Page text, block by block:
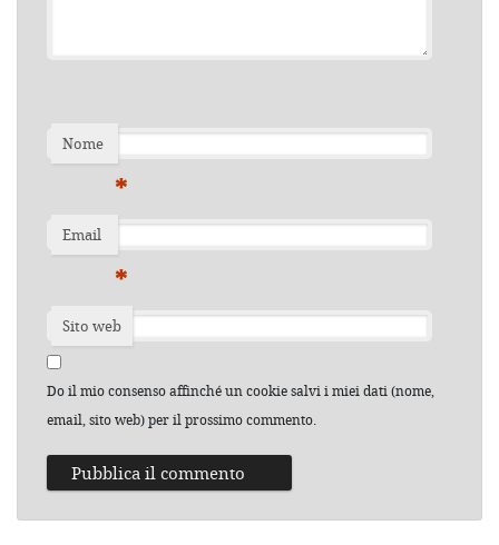
Nome
*
Email
*
Sito web
Do il mio consenso affinché un cookie salvi i miei dati (nome,
email, sito web) per il prossimo commento.